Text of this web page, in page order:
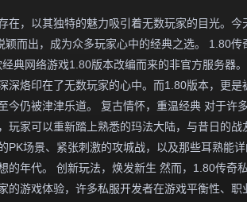
在，以其独特的魅力吸引着无数玩家的目光。
而出，成为众多玩家心中的经典之选。 1.80
典网络游戏1.80版本改编而来的非官方服务器
深烙印在了无数玩家的心中。而1.80版本，更
今仍被津津乐道。 复古情怀，重温经典 对于许
玩家可以重新踏上熟悉的玛法大陆，与昔日的
场景、紧张刺激的攻城战，以及那些耳熟能
的年代。 创新玩法，焕发新生 然而，1.80传奇
的游戏体验，许多私服开发者在游戏平衡性、